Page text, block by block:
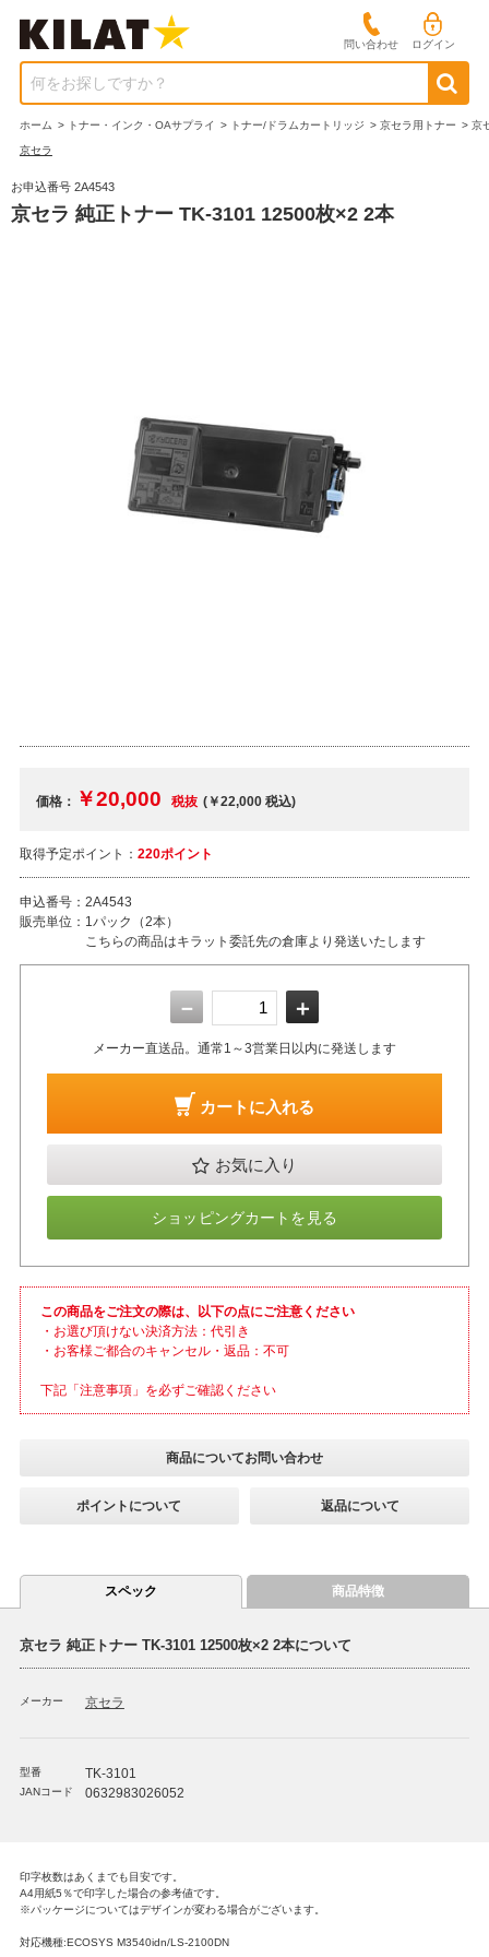
問い合わせ ログイン
何をお探しですか？
ホーム > トナー・インク・OAサプライ > トナー/ドラムカートリッジ > 京セラ用トナー > 京
京セラ
お申込番号 2A4543
京セラ 純正トナー TK-3101 12500枚×2 2本
価格： ￥20,000 税抜 (￥22,000税込)
取得予定ポイント： 220ポイント
申込番号： 2A4543
販売単位： 1パック（2本）
こちらの商品はキラット委託先の倉庫より発送いたします
－ ＋
メーカー直送品。通常1～3営業日以内に発送します
カートに入れる
お気に入り
ショッピングカートを見る
この商品をご注文の際は、以下の点にご注意ください
・お選び頂けない決済方法：代引き
・お客様ご都合のキャンセル・返品：不可
下記「注意事項」を必ずご確認ください
商品についてお問い合わせ
ポイントについて 返品について
スペック 商品特徴
京セラ 純正トナー TK-3101 12500枚×2 2本について
メーカー 京セラ
型番 TK-3101
JANコード 0632983026052
印字枚数はあくまでも目安です。
A4用紙5％で印字した場合の参考値です。
※パッケージについてはデザインが変わる場合がございます。
対応機種:ECOSYS M3540idn/LS-2100DN